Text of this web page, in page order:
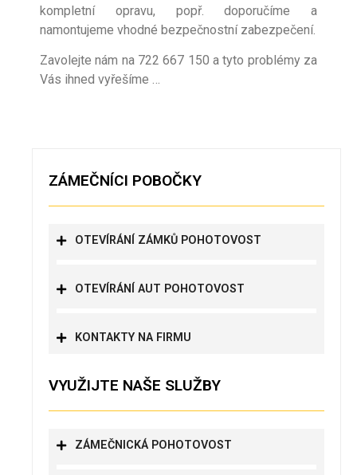
kompletní opravu, popř. doporučíme a
namontujeme vhodné bezpečnostní zabezpečení.
Zavolejte nám na 722 667 150 a tyto problémy za
Vás ihned vyřešíme …
ZÁMEČNÍCI POBOČKY
OTEVÍRÁNÍ ZÁMKŮ POHOTOVOST
OTEVÍRÁNÍ AUT POHOTOVOST
KONTAKTY NA FIRMU
VYUŽIJTE NAŠE SLUŽBY
ZÁMEČNICKÁ POHOTOVOST